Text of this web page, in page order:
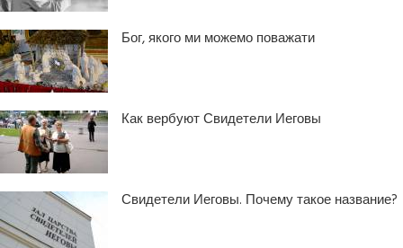
Бог, якого ми можемо поважати
Как вербуют Свидетели Иеговы
Свидетели Иеговы. Почему такое название?